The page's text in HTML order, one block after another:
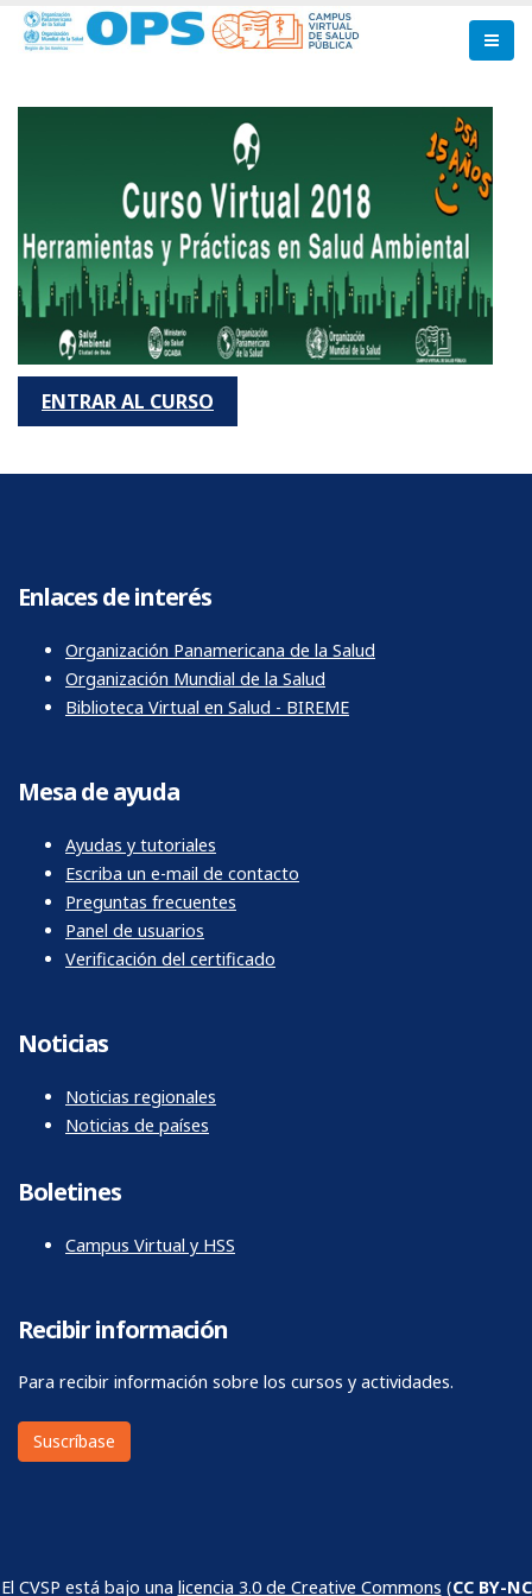
Pasar
ENTRAR AL CURSO
Enlaces de interés
Organización Panamericana de la Salud
Organización Mundial de la Salud
Biblioteca Virtual en Salud - BIREME
Mesa de ayuda
Ayudas y tutoriales
Escriba un e-mail de contacto
Preguntas frecuentes
Panel de usuarios
Verificación del certificado
Noticias
Noticias regionales
Noticias de países
Boletines
Campus Virtual y HSS
Recibir información
Para recibir información sobre los cursos y actividades.
Suscríbase
El CVSP está bajo una licencia 3.0 de Creative Commons (CC BY-NC